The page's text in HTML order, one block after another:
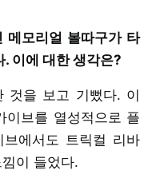
메모리얼 볼따구가 타
이에 대한 생각은?
것을 보고 기뻤다. 이
이브를 열성적으로 플
에서도 트릭컬 리바
이 들었다.